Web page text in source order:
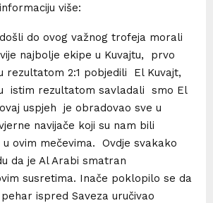
više:
do ovog važnog trofeja morali
najbolje ekipe u Kuvajtu, prvo
rezultatom 2:1 pobjedili El Kuvajt,
istim rezultatom savladali smo El
uspjeh je obradovao sve u
navijače koji su nam bili
ovim mečevima. Ovdje svakako
da je Al Arabi smatran
susretima. Inače poklopilo se da
ispred Saveza uručivao